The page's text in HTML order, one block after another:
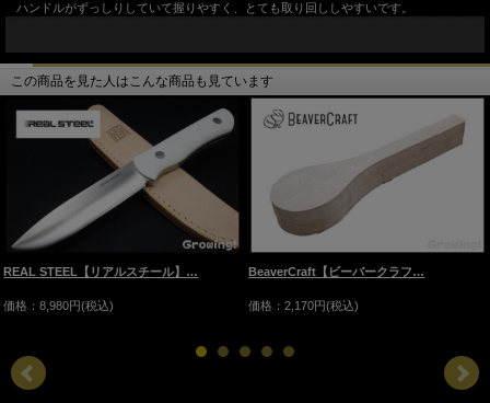
ハンドルがずっしりしていて握りやすく、とても取り回ししやすいです。
この商品を見た人はこんな商品も見ています
REAL STEEL【リアルスチール】…
価格：8,980円(税込)
BeaverCraft【ビーバークラフ…
価格：2,170円(税込)